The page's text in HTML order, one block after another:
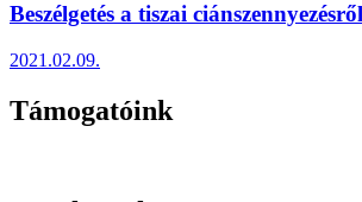
Beszélgetés a tiszai
2021.02.09.
Támogatóink